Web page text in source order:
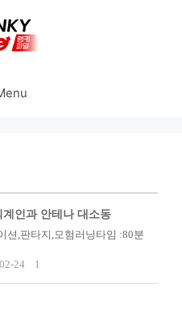
인과 안테나 대소동
션,판타지,모험러닝타임 :80분
24 1